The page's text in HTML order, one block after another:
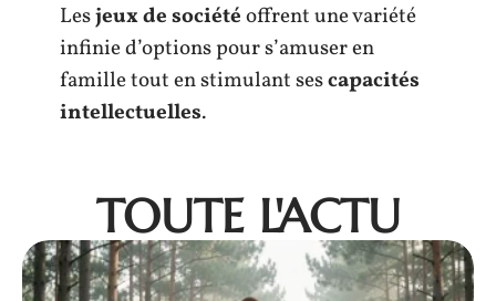
Lesjeux de sociétéoffrent une variété
infinie d’options pour s’amuser en
famille tout en stimulant sescapacités
intellectuelles.
TOUTE L'ACTU